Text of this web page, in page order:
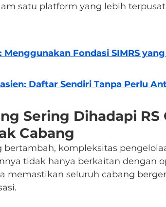
satu platform yang lebih
Menggunakan Fondasi SIMRS
Daftar Sendiri Tanpa Perlu
Sering Dihadapi RS
Cabang
bertambah, kompleksitas
tidak hanya berkaitan dengan
memastikan seluruh cabang